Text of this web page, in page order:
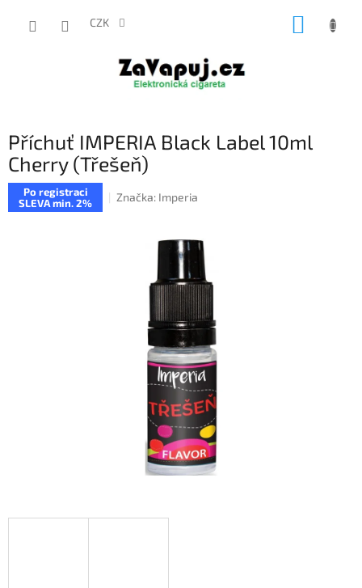
CZK
Příchuť IMPERIA Black Label 10ml
Cherry (Třešeň)
Po registraci
SLEVA min. 2%
Značka: Imperia